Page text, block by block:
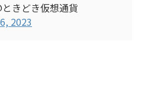
きどき仮想通貨
2023